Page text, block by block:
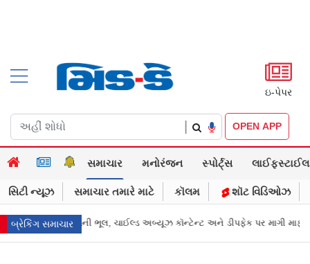
ઇ-પેપર
OPEN APP
સમાચાર મનોરંજન સ્પોર્ટ્સ લાઈફસ્ટાઈલ
સિટી ન્યૂઝ સમાચાર તમારે માટે કૉલમ શૉટ વિડિઓઝ
બ્રેકિંગ સમાચાર
માની Metaની ભૂલ, ચાઈલ્ડ અબ્યૂઝ કૉન્ટેન્ટ અને ડીપફેક પર માગી માફી